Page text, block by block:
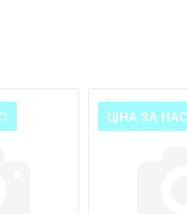
ЦІНА ЗА